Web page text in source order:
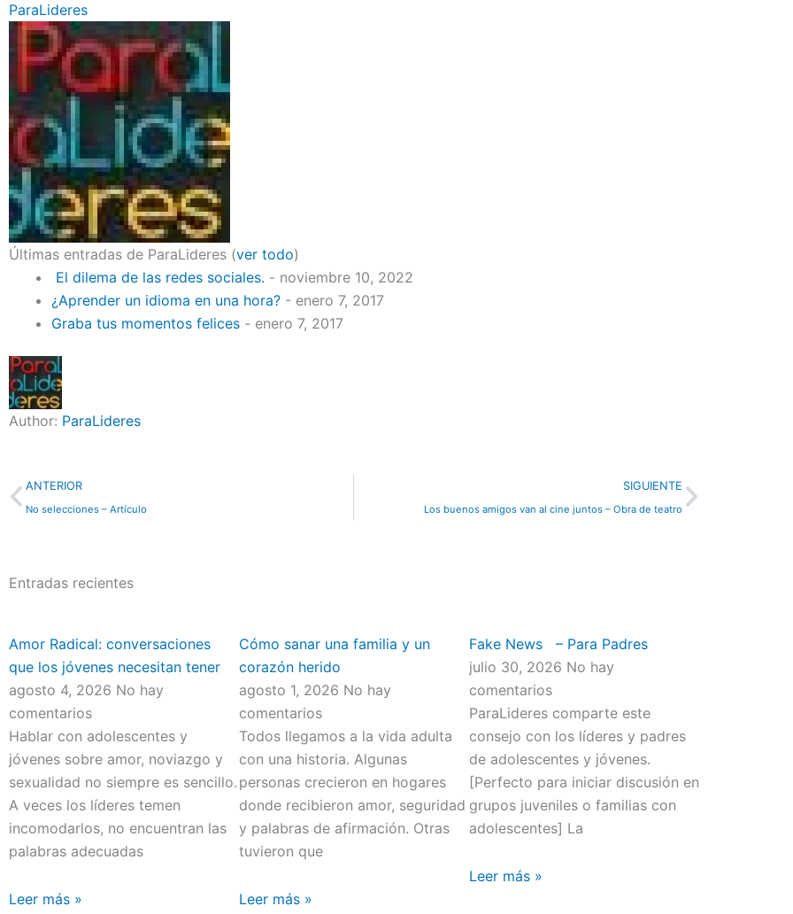
ParaLideres
Últimas entradas de ParaLideres (ver todo)
El dilema de las redes sociales. - noviembre 10, 2022
¿Aprender un idioma en una hora? - enero 7, 2017
Graba tus momentos felices - enero 7, 2017
Author: ParaLideres
Previo
ANTERIOR
No selecciones – Artículo
SIGUIENTE
Los buenos amigos van al cine juntos – Obra de teatro
Next
Entradas recientes
Amor Radical: conversaciones
que los jóvenes necesitan tener
agosto 4, 2026 No hay
comentarios
Hablar con adolescentes y
jóvenes sobre amor, noviazgo y
sexualidad no siempre es sencillo.
A veces los líderes temen
incomodarlos, no encuentran las
palabras adecuadas
Leer más »
Cómo sanar una familia y un
corazón herido
agosto 1, 2026 No hay
comentarios
Todos llegamos a la vida adulta
con una historia. Algunas
personas crecieron en hogares
donde recibieron amor, seguridad
y palabras de afirmación. Otras
tuvieron que
Leer más »
Fake News – Para Padres
julio 30, 2026 No hay
comentarios
ParaLideres comparte este
consejo con los líderes y padres
de adolescentes y jóvenes.
[Perfecto para iniciar discusión en
grupos juveniles o familias con
adolescentes] La
Leer más »